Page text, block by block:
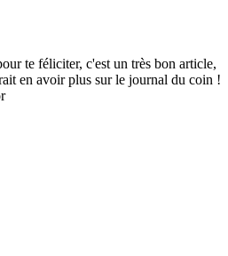
te féliciter, c'est un très bon article,
en avoir plus sur le journal du coin !